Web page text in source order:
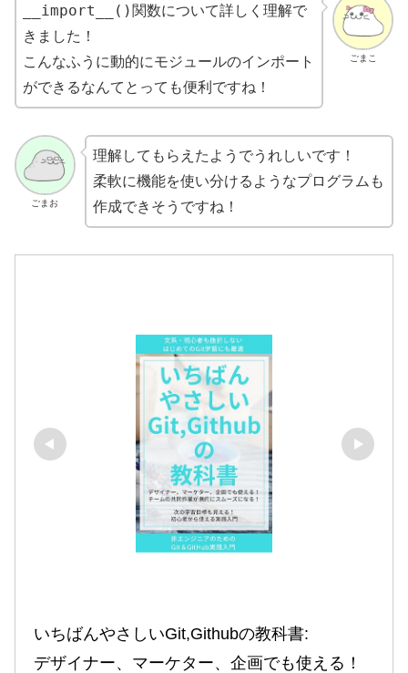
ごまこ
__import__() 関数について詳しく理解で
きました！
こんなふうに動的にモジュールのインポート
ができるなんてとっても便利ですね！
ごまお
理解してもらえたようでうれしいです！
柔軟に機能を使い分けるようなプログラムも
作成できそうですね！
いちばんやさしいGit,Githubの教科書:
デザイナー、マーケター、企画でも使える！